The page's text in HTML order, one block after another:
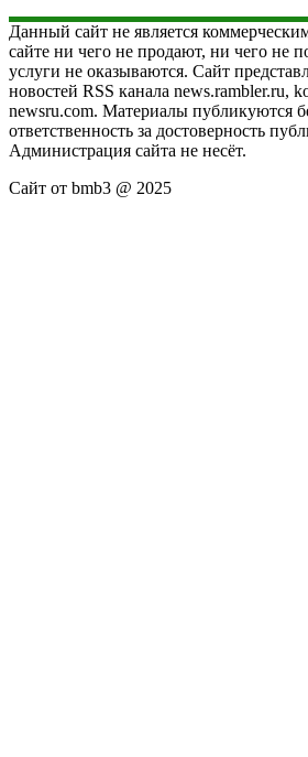
Данный сайт не является
сайте ни чего не продают, ни чего не
услуги не оказываются. Сайт
новостей RSS канала news.rambler.ru,
newsru.com. Материалы публикуются
ответственность за достоверность
Администрация сайта не несёт.
Сайт от bmb3 @ 2025